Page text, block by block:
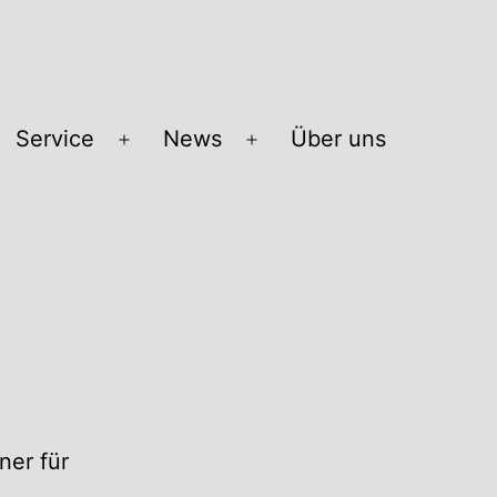
Service
Menü
News
Menü
Über uns
für